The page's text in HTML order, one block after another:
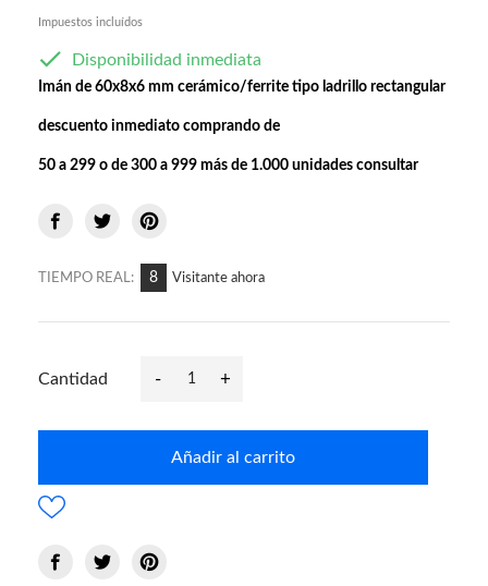
Impuestos incluídos
 Disponibilidad inmediata
Imán de 60x8x6 mm cerámico/ferrite tipo ladrillo rectangular
descuento inmediato comprando de
50 a 299 o de 300 a 999 más de 1.000 unidades consultar
TIEMPO REAL: 8 Visitante ahora
Cantidad - +
Añadir al carrito